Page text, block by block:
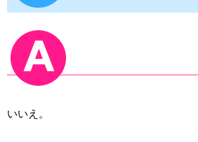
いいえ。